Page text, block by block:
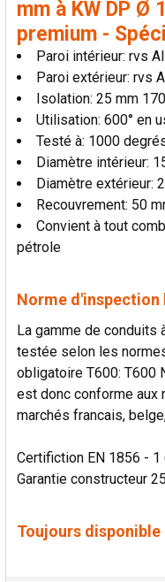
mm à KW DP Ø
premium -
Paroi intérieur: rvs
Paroi extérieur: rvs
Isolation: 25 mm
Utilisation: 600° en
Testé à: 1000
Diamètre intérieur:
Diamètre extérieur:
Recouvrement: 50
Convient à tout
pétrole
Norme d'inspection
La gamme de conduits
testée selon les
obligatoire T600: T600
est donc conforme aux
marchés francais,
Certifiction EN 1856 - 1
Garantie constructeur
Toujours disponible